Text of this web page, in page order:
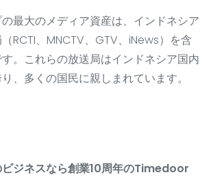
最大のメディア資産は、インドネシア
RCTI、MNCTV、GTV、iNews）を含
。これらの放送局はインドネシア国内
、多くの国民に親しまれています。
ビジネスなら創業10周年のTimedoor